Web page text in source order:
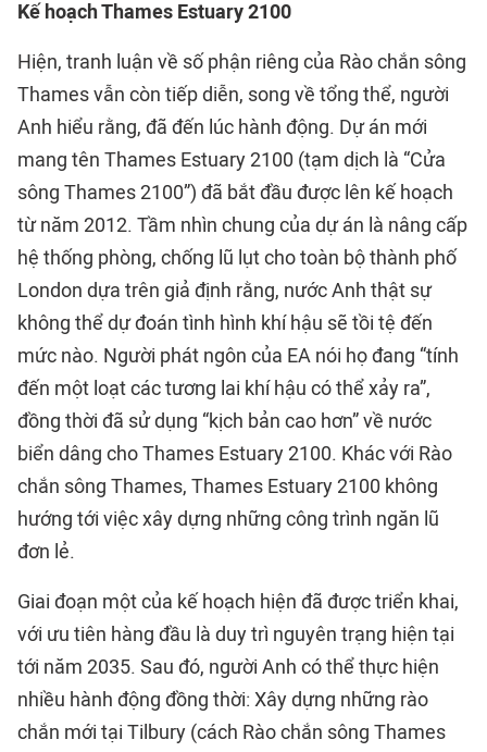
Kế hoạch Thames Estuary 2100
Hiện, tranh luận về số phận riêng của Rào chắn sông
Thames vẫn còn tiếp diễn, song về tổng thể, người
Anh hiểu rằng, đã đến lúc hành động. Dự án mới
mang tên Thames Estuary 2100 (tạm dịch là “Cửa
sông Thames 2100”) đã bắt đầu được lên kế hoạch
từ năm 2012. Tầm nhìn chung của dự án là nâng cấp
hệ thống phòng, chống lũ lụt cho toàn bộ thành phố
London dựa trên giả định rằng, nước Anh thật sự
không thể dự đoán tình hình khí hậu sẽ tồi tệ đến
mức nào. Người phát ngôn của EA nói họ đang “tính
đến một loạt các tương lai khí hậu có thể xảy ra”,
đồng thời đã sử dụng “kịch bản cao hơn” về nước
biển dâng cho Thames Estuary 2100. Khác với Rào
chắn sông Thames, Thames Estuary 2100 không
hướng tới việc xây dựng những công trình ngăn lũ
đơn lẻ.
Giai đoạn một của kế hoạch hiện đã được triển khai,
với ưu tiên hàng đầu là duy trì nguyên trạng hiện tại
tới năm 2035. Sau đó, người Anh có thể thực hiện
nhiều hành động đồng thời: Xây dựng những rào
chắn mới tại Tilbury (cách Rào chắn sông Thames